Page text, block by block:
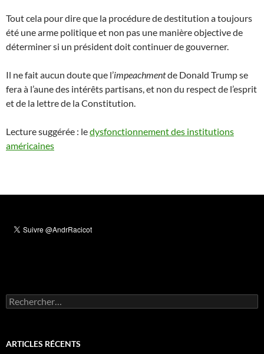
Tout cela pour dire que la procédure de destitution a toujours
été une arme politique et non pas une manière objective de
déterminer si un président doit continuer de gouverner.
Il ne fait aucun doute que l’impeachmentde Donald Trump se
fera à l’aune des intérêts partisans, et non du respect de l’esprit
et de la lettre de la Constitution.
Lecture suggérée : ledysfonctionnement des institutions
américaines
Rechercher :
ARTICLES RÉCENTS